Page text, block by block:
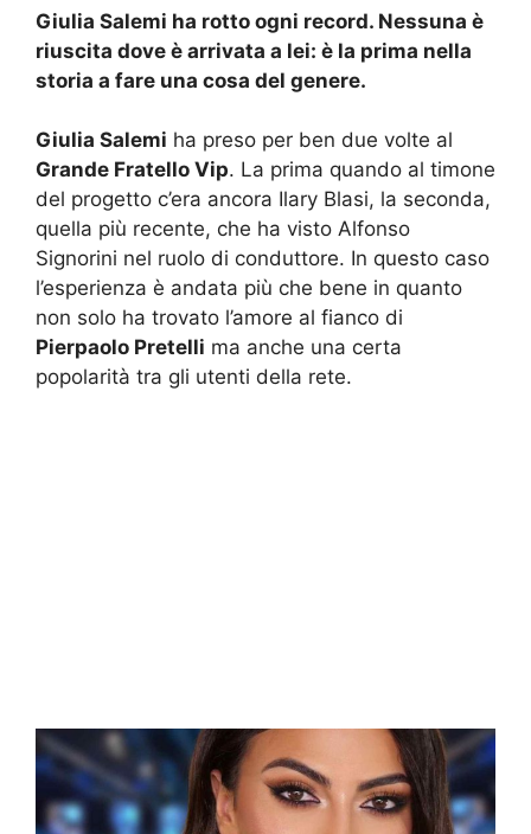
Giulia Salemi ha rotto ogni record. Nessuna è
riuscita dove è arrivata a lei: è la prima nella
storia a fare una cosa del genere.
Giulia Salemi ha preso per ben due volte al
Grande Fratello Vip. La prima quando al timone
del progetto c’era ancora Ilary Blasi, la seconda,
quella più recente, che ha visto Alfonso
Signorini nel ruolo di conduttore. In questo caso
l’esperienza è andata più che bene in quanto
non solo ha trovato l’amore al fianco di
Pierpaolo Pretelli ma anche una certa
popolarità tra gli utenti della rete.